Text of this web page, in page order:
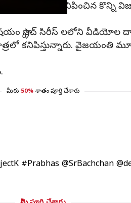
ఇందులో కనిపించిన కొన్ని
స్క్రాచ్ సిరీస్ లలోని వీడియోల
కనిపిస్తున్నారు. వైజయంతి
మీరు 50% శాతం పూర్తి చేశారు
#Prabhas @SrBachchan